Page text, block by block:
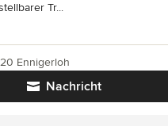
Tr...
Nachricht
Ennigerloh